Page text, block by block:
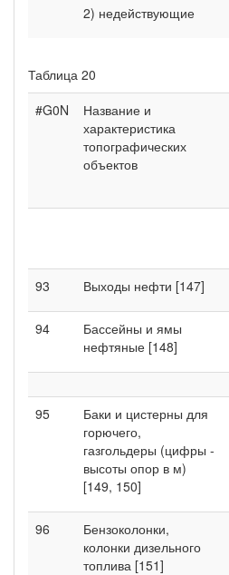
2) недействующие
Таблица 20
#G0N
Название и
характеристика
топографических
объектов
93 Выходы нефти [147]
94
Бассейны и ямы
нефтяные [148]
95
Баки и цистерны для
горючего,
газгольдеры (цифры -
высоты опор в м)
[149, 150]
96
Бензоколонки,
колонки дизельного
топлива [151]